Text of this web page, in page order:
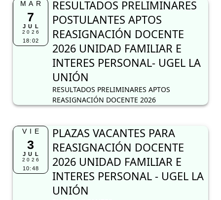
RESULTADOS PRELIMINARES APTOS
REASIGNACIÓN DOCENTE 2026
VIE
PLAZAS VACANTES PARA
REASIGNACIÓN DOCENTE
2026 UNIDAD FAMILIAR E
INTERES PERSONAL - UGEL LA
UNIÓN
JUE
2
JUL
COMUNICADO SOBRE LA
BONIFICACIÓN DE
PREPARACIÓN DE CLASES
COMUNICADO URGENTE